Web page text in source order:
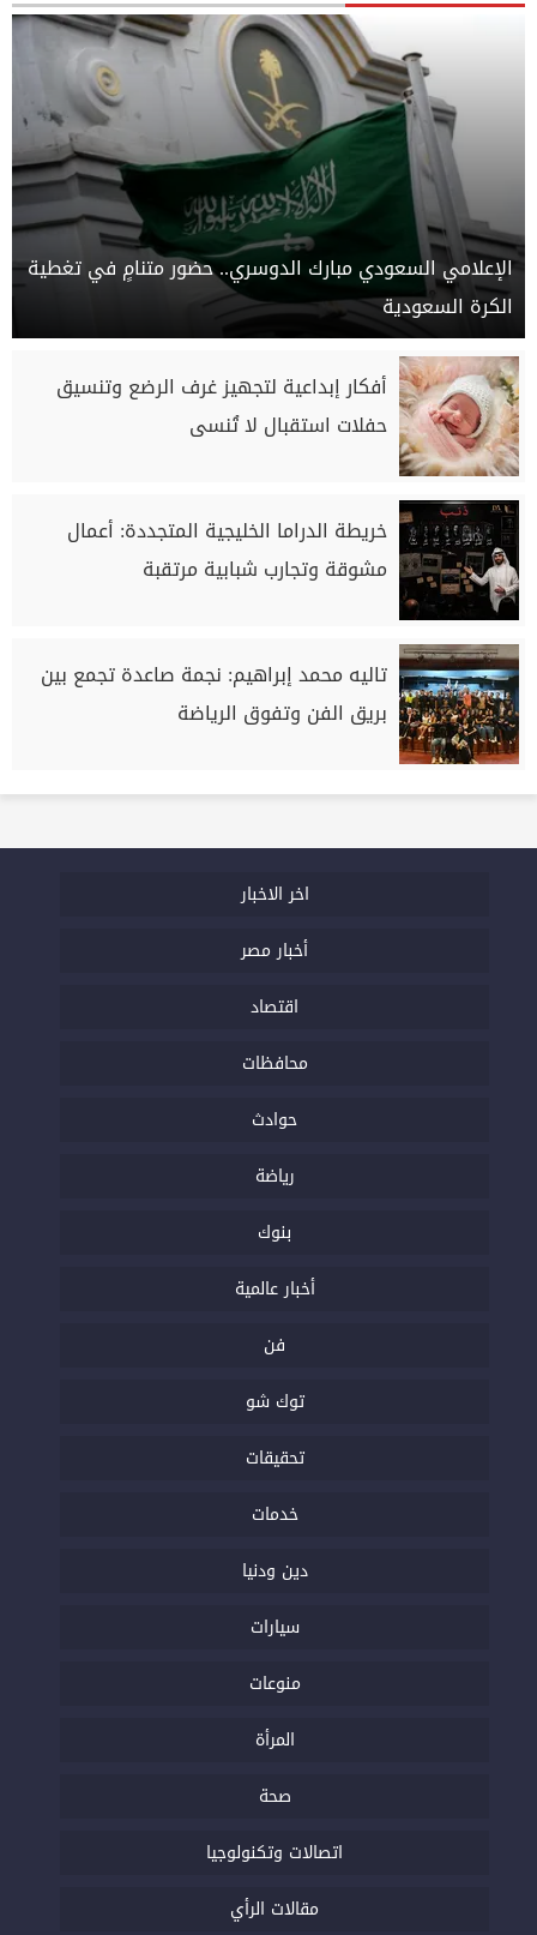
الإعلامي السعودي مبارك الدوسري.. حضور متنامٍ في تغطية
الكرة السعودية
أفكار إبداعية لتجهيز غرف الرضع وتنسيق
حفلات استقبال لا تُنسى
خريطة الدراما الخليجية المتجددة: أعمال
مشوقة وتجارب شبابية مرتقبة
تاليه محمد إبراهيم: نجمة صاعدة تجمع بين
بريق الفن وتفوق الرياضة
اخر الاخبار
أخبار مصر
اقتصاد
محافظات
حوادث
رياضة
بنوك
أخبار عالمية
فن
توك شو
تحقيقات
خدمات
دين ودنيا
سيارات
منوعات
المرأة
صحة
اتصالات وتكنولوجيا
مقالات الرأي